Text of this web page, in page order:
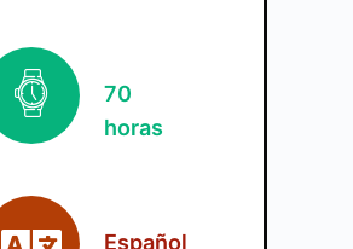
70
horas
Español